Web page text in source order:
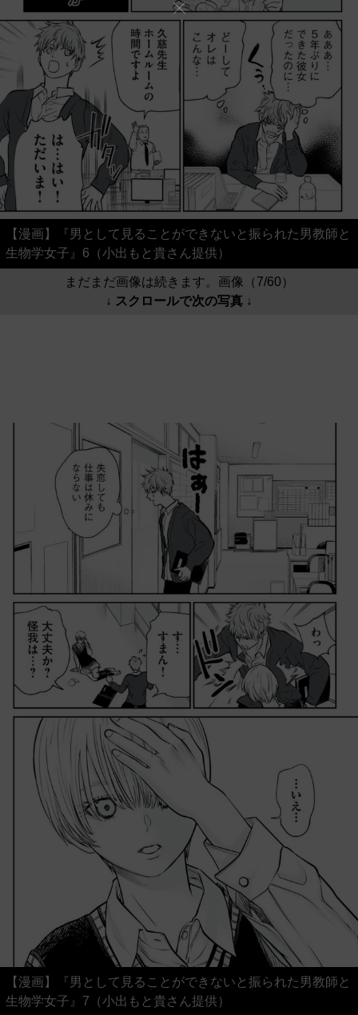
【漫画】『男として見ることができないと振られた男教師と
生物学女子』6（小出もと貴さん提供）
まだまだ画像は続きます。画像（7/60）
↓ スクロールで次の写真 ↓
【漫画】『男として見ることができないと振られた男教師と
生物学女子』7（小出もと貴さん提供）